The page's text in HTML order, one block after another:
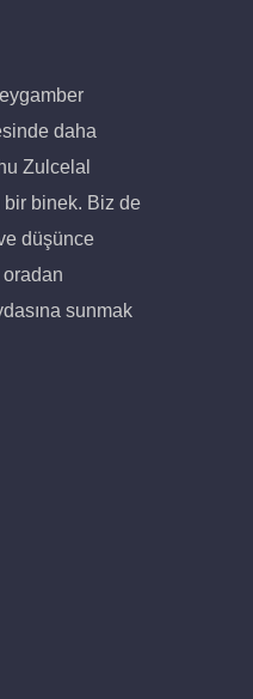
daha
Zulcelal
bir binek. Biz de
düşünce
oradan
sunmak